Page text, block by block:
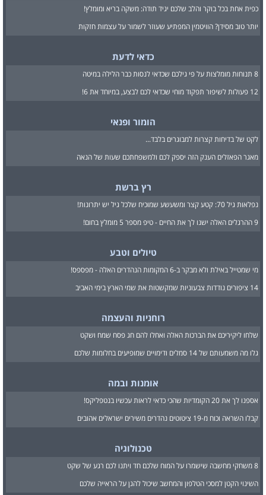
כפית אחת בכל בוקר והלב שלכם יגיד תודה: משקה בריא ומומלץ!
יותר טוב מסידן? הוויטמין המפתיע שעוזר לשמור על עצמות חזקות
כדאי לדעת
8 תנוחות מומלצות על פי גילכם שכדאי לנסות כבר הלילה במיטה
12 פעולות לשיפור תפקוד מוחי שכדאי לכם לבצע, במיוחד את 6!
הומור ופנאי
לקט של בדיחות קצרות למבוגרים בלבד...
מאגר הפאזלים הענק הזה יספק לכם ולמשפחתכם שעות של הנאה
רץ ברשת
נפלאות גיל 70: קטע קצר ומשעשע שמוכיח שלכל גיל יש יתרונות!
9 ההרגלים האלה ישנו לך את החיים - טיפ מספר 5 מומלץ בחום!
טיולים וטבע
מי שמטייל באילת ולא מבקר ב-6 המקומות הנהדרים האלה - מפספס!
14 ציפורים נודדות צבעוניות שמקשטות את שמי הארץ בימי האביב
רוחניות והעצמה
שלחו ליקיריכם את הברכות האלה ואחלו להם חג פסח שמח ושקט
גלו מה משמעותם של 14 סמלים ודימויים שמופיעים בחלומות שלכם
אומנות ובמה
אספנו לך את 20 הקומדיות שהכי כדאי לראות עכשיו בנטפליקס!
קבלו השראה וכוח מ-19 ציטוטים נהדרים משירים ישראלים אהובים
טכנולוגיה
8 משחקי מחשבה שישמרו על המוח שלכם חד ויתנו לכם רגע של שקט
השינוי הקטן למסכי הטלפון והמחשב שיכול להגן על הראייה שלכם